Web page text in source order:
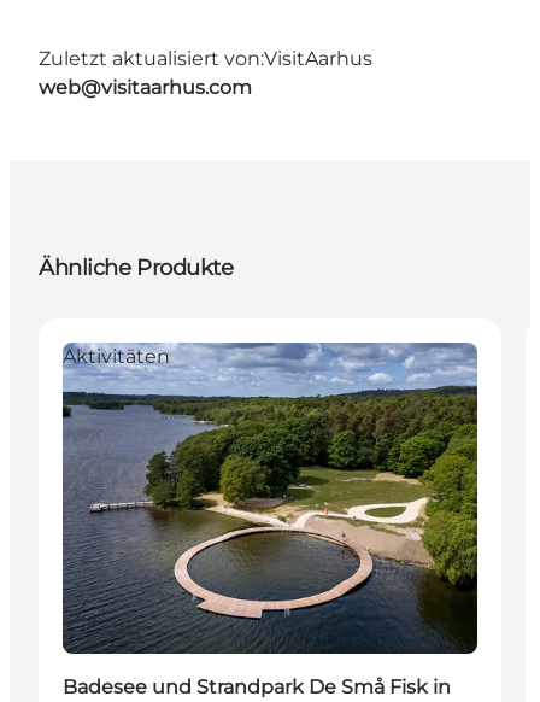
Zuletzt aktualisiert von:VisitAarhus
web@visitaarhus.com
Ähnliche Produkte
Aktivitäten
Badesee und Strandpark De Små Fisk in